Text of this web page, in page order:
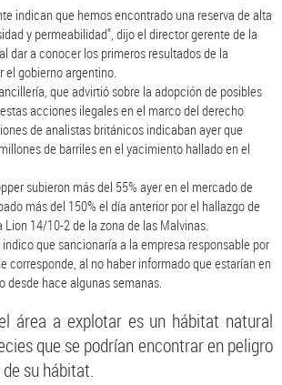
indican que hemos encontrado una reserva de alta
y permeabilidad", dijo el director gerente de la
dar a conocer los primeros resultados de la
gobierno argentino.
que advirtió sobre la adopción de posibles
acciones ilegales en el marco del derecho
de analistas británicos indicaban ayer que
de barriles en el yacimiento hallado en el
subieron más del 55% ayer en el mercado de
más del 150% el día anterior por el hallazgo de
14/10-2 de la zona de las Malvinas.
que sancionaría a la empresa responsable por
corresponde, al no haber informado que estarían en
desde hace algunas semanas.
área a explotar es un hábitat natural
que se podrían encontrar en peligro
su hábitat.